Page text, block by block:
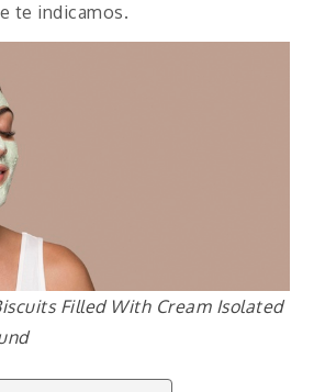
te indicamos.
Filled With Cream Isolated